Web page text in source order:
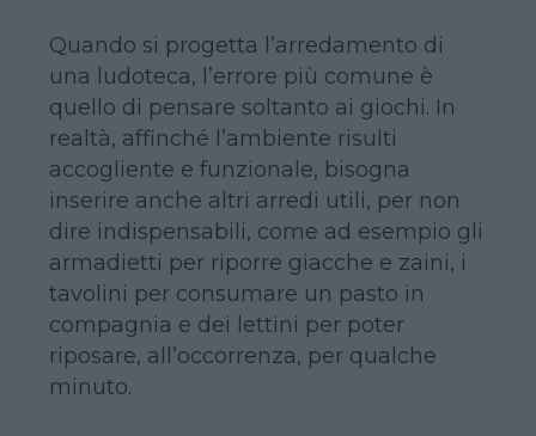
Quando si progetta l’arredamento di
una ludoteca, l’errore più comune è
quello di pensare soltanto ai giochi. In
realtà, affinché l’ambiente risulti
accogliente e funzionale, bisogna
inserire anche altri arredi utili, per non
dire indispensabili, come ad esempio gli
armadietti per riporre giacche e zaini, i
tavolini per consumare un pasto in
compagnia e dei lettini per poter
riposare, all’occorrenza, per qualche
minuto.